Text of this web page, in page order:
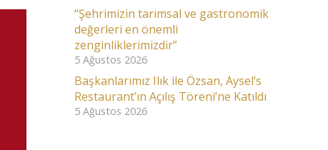
“Şehrimizin tarımsal ve gastronomik
değerleri en önemli
zenginliklerimizdir”
5 Ağustos 2026
Başkanlarımız Ilık ile Özsan, Aysel’s
Restaurant’ın Açılış Töreni’ne Katıldı
5 Ağustos 2026